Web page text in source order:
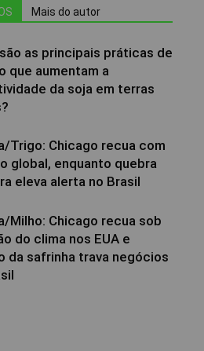
Mais do autor
as principais práticas de
que aumentam a
da soja em terras
Trigo: Chicago recua com
global, enquanto quebra
eleva alerta no Brasil
Milho: Chicago recua sob
do clima nos EUA e
da safrinha trava negócios